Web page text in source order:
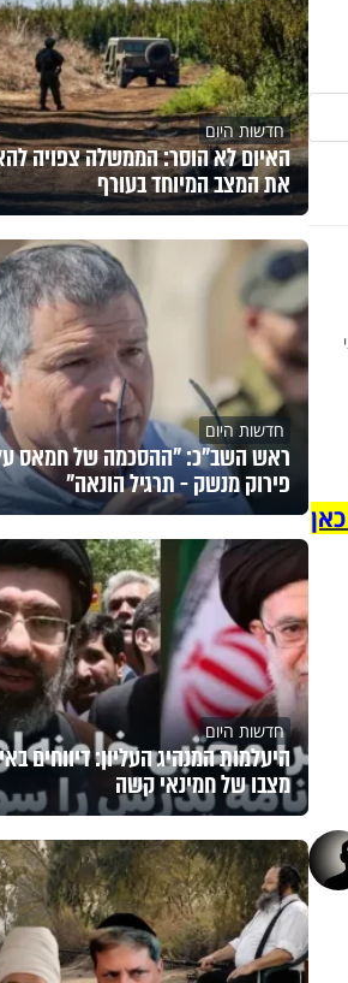
חדשות היום
האיום לא הוסר: הממשלה צפויה
את המצב המיוחד בעורף
חדשות היום
ראש השב"כ: "ההסכמה של חמאס
פירוק מנשק - תרגיל הונאה"
חדשות היום
היעלמות המנהיג העליון: דיווחים
מצבו של חמינאי קשה